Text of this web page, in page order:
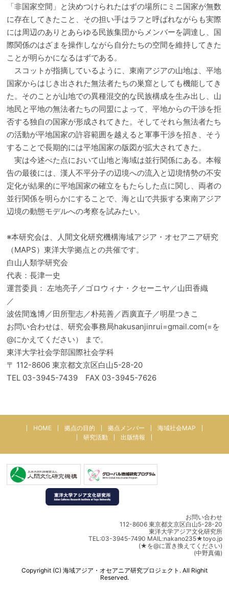
「非国家空間」と決めつけられたはずの場所にミニ国家が無数
に存在してきたこと、その担い手はラフと呼ばれながらも実際
には周辺のありとあらゆる民族集団からメンバーを調達し、国
際関係のはざまを操作しながら自分たちの空間を維持してきた
ことが明らかになるはずである。
スコットが指摘しているように、東南アジアの山地は、平地
国家からはじき出された無法者たちの巣窟としても機能してき
た。そのことが山地での異種混交的な民族構成を生み出し、山
地民と平地の無法者たちの同盟によって、平地からの干渉を拒
否する独自の国家が形成されてきた。そしてそれら無法者たち
の活動が平地国家の許容範囲を越えると軍事干渉を招き、そう
することで長期的には平地国家の版図が拡大されてきた。
実は今述べた点において山地と海域は並行関係にある。本報
告の最後には、漢人不平分子の辺境への流入と辺境情勢の不安
定化が結果的に平地国家の確立をもたらした点に関し、両者の
並行関係を明らかにすることで、海と山で共振する東南アジア
辺境の動態モデルへの考察を試みたい。
※本研究会は、人間文化研究機構海域アジア・オセアニア研究
（MAPS）東洋大学拠点との共催です。
白山人類学研究会
代表：長津一史
運営委員： 左地亮子／ゴロウィナ・クセーニヤ／山田香織
／
波佐間逸博／田所聖志／朴苑善／西廣直子／明星つきこ
お問い合わせは、研究会事務局hakusanjinrui=gmail.com(=を
@にかえてください） まで。
東洋大学社会学部国際社会学科
〒 112-8606 東京都文京区白山5-28-20
TEL 03-3945-7439 FAX 03-3945-7626
HOME 拠点の目的 拠点メンバー
海域社会MAP
研究活動
出版情報
お問い合わせ
112-8606 東京都文京区白山5-28-20
東洋大学アジア文化研究所
TEL:03-3945-7490 MAIL:nakano235★toyo.jp
(★を@に置き換えてください)
(中野真備)
Copyrighit (C) 海域アジア・オセアニア研究プロジェクト. All Righit
Reserved.